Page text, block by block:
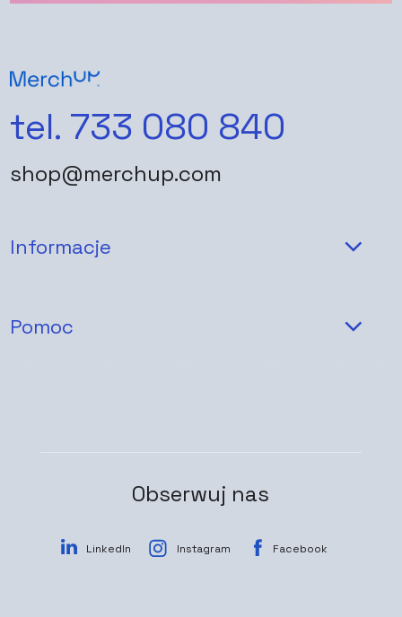
tel. 733 080 840
shop@merchup.com
Informacje
Pomoc
Obserwuj nas
LinkedIn Instagram Facebook